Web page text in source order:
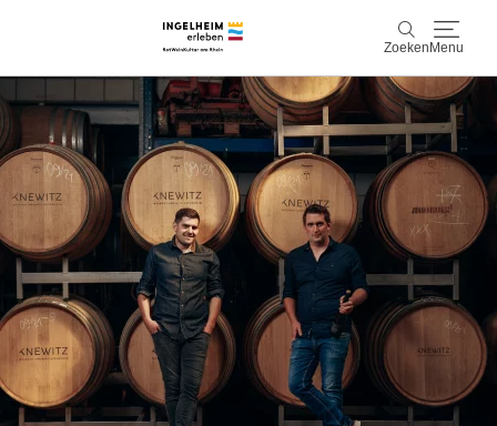
Zoeken Menu
Ontdek & ervaar
Wijn & Plezier
Kaiserpfalz, geschiedenis & cultuur
Plan & Book
Info & service
AccommodatiesBoek ervaringen